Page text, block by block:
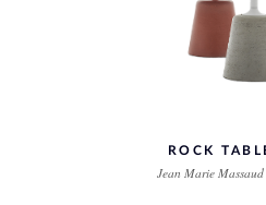
ROCK
Jean Marie